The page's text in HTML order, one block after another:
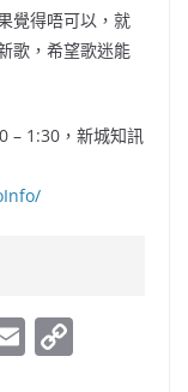
覺得唔可以，就
歌，希望歌迷能
– 1:30，新城知訊
E